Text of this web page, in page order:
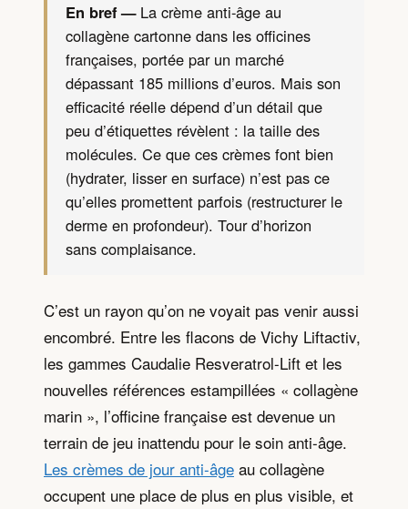
En bref —La crème anti-âge au
collagène cartonne dans les officines
françaises, portée par un marché
dépassant 185 millions d’euros. Mais son
efficacité réelle dépend d’un détail que
peu d’étiquettes révèlent : la taille des
molécules. Ce que ces crèmes font bien
(hydrater, lisser en surface) n’est pas ce
qu’elles promettent parfois (restructurer le
derme en profondeur). Tour d’horizon
sans complaisance.
C’est un rayon qu’on ne voyait pas venir aussi
encombré. Entre les flacons de Vichy Liftactiv,
les gammes Caudalie Resveratrol-Lift et les
nouvelles références estampillées « collagène
marin », l’officine française est devenue un
terrain de jeu inattendu pour le soin anti-âge.
Les crèmes de jour anti-âge au collagène
occupent une place de plus en plus visible, et